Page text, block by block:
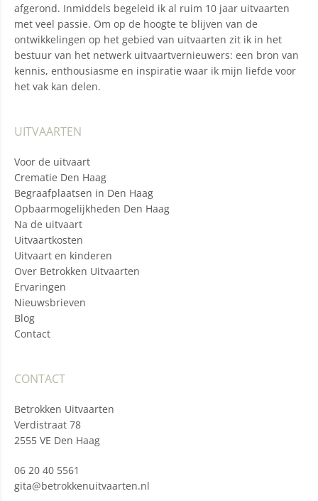
afgerond. Inmiddels begeleid ik al ruim 10 jaar uitvaarten
met veel passie. Om op de hoogte te blijven van de
ontwikkelingen op het gebied van uitvaarten zit ik in het
bestuur van het netwerk uitvaartvernieuwers: een bron van
kennis, enthousiasme en inspiratie waar ik mijn liefde voor
het vak kan delen.
UITVAARTEN
Voor de uitvaart
Crematie Den Haag
Begraafplaatsen in Den Haag
Opbaarmogelijkheden Den Haag
Na de uitvaart
Uitvaartkosten
Uitvaart en kinderen
Over Betrokken Uitvaarten
Ervaringen
Nieuwsbrieven
Blog
Contact
CONTACT
Betrokken Uitvaarten
Verdistraat 78
2555 VE Den Haag
06 20 40 5561
gita@betrokkenuitvaarten.nl